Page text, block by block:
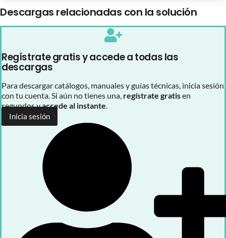
Descargas relacionadas con la solución
Regístrate gratis y accede a todas las
descargas
Para descargar catálogos, manuales y guías técnicas, inicia sesión
con tu cuenta. Si aún no tienes una, regístrate gratisen
segundos yaccede al instante.
Inicia sesión